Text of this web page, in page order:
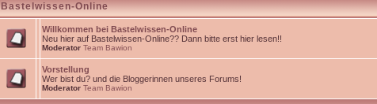
Bastelwissen-Online
Willkommen bei Bastelwissen-Online
Neu hier auf Bastelwissen-Online?? Dann bitte erst hier lesen!!
Moderator Team Bawion
Vorstellung
Wer bist du? und die Bloggerinnen unseres Forums!
Moderator Team Bawion